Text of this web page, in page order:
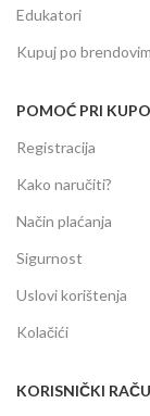
Edukatori
Kupuj po
POMOĆ PRI
Registracija
Kako naručiti?
Način plaćanja
Sigurnost
Uslovi korištenja
Kolačići
KORISNIČKI